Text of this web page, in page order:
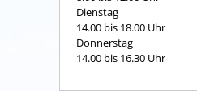
Dienstag
14.00 bis 18.00 Uhr
Donnerstag
14.00 bis 16.30 Uhr